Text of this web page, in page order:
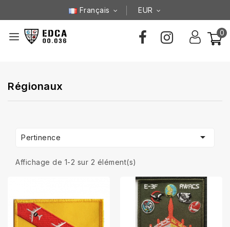
Français EUR
0
Régionaux
Pertinence 
Affichage de 1-2 sur 2 élément(s)